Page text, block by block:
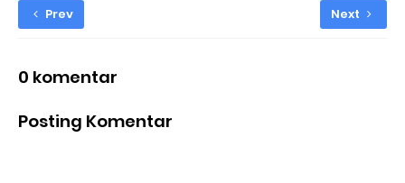
Prev Next
0 komentar
Posting Komentar